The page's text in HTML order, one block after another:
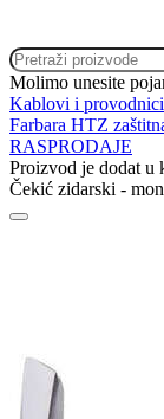
Molimo unesite
Kablovi i provodnici
Farbara HTZ
RASPRODAJE
Proizvod je dodat u
Čekić zidarski -